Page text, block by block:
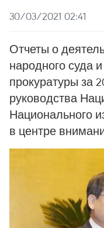
30/03/2021 02:41
Отчеты о
народного суда
прокуратуры за
руководства
Национального
в центре